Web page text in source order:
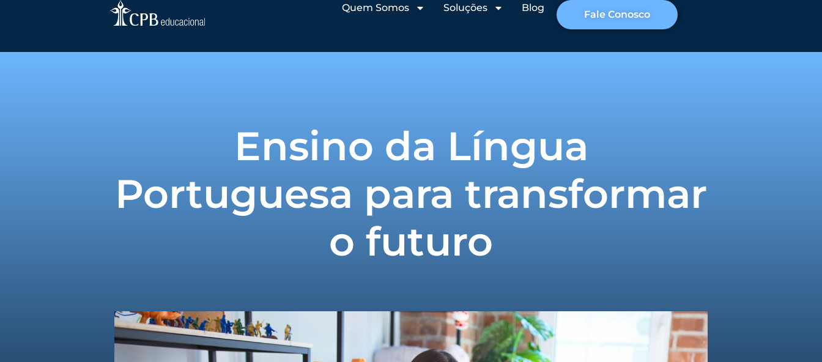
Quem Somos Soluções Blog
Fale Conosco
Ensino da Língua
Portuguesa para transformar
o futuro